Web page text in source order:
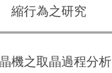
縮行為之研究
機之取晶過程分析